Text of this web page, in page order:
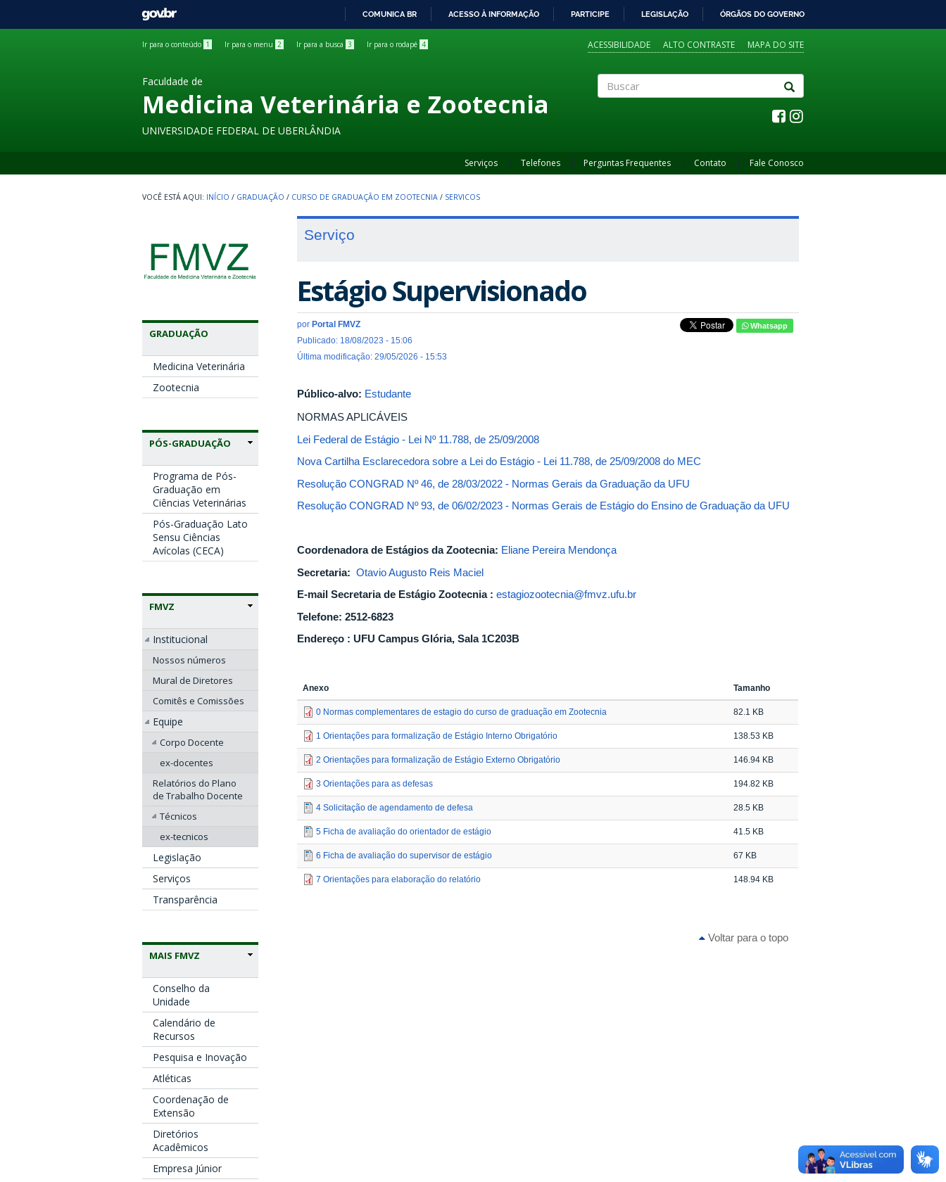
GOVBR
COMUNICA BR ACESSO À INFORMAÇÃO PARTICIPE LEGISLAÇÃO ÓRGÃOS DO GOVERNO
Ir para o conteúdo 1 Ir para o menu 2 Ir para a busca 3 Ir para o rodapé 4 ACESSIBILIDADE ALTO CONTRASTE MAPA DO SITE
Faculdade de
Medicina Veterinária e Zootecnia
UNIVERSIDADE FEDERAL DE UBERLÂNDIA
Serviços Telefones Perguntas Frequentes Contato Fale Conosco
INÍCIO / GRADUAÇÃO / CURSO DE GRADUAÇÃO EM ZOOTECNIA / SERVICOS
GRADUAÇÃO
Medicina Veterinária
Zootecnia
PÓS-GRADUAÇÃO
Programa de Pós-
Graduação em
Ciências Veterinárias
Pós-Graduação Lato
Sensu Ciências
Avícolas (CECA)
FMVZ
Institucional
Nossos números
Mural de Diretores
Comitês e Comissões
Equipe
Corpo Docente
ex-docentes
Relatórios do Plano
de Trabalho Docente
Técnicos
ex-tecnicos
Legislação
Serviços
Transparência
MAIS FMVZ
Conselho da
Unidade
Calendário de
Recursos
Pesquisa e Inovação
Atléticas
Coordenação de
Extensão
Diretórios
Acadêmicos
Empresa Júnior
Serviço
Estágio Supervisionado
por Portal FMVZ
Publicado: 18/08/2023 - 15:06
Última modificação: 29/05/2026 - 15:53
Whatsapp
Público-alvo: Estudante
NORMAS APLICÁVEIS
Lei Federal de Estágio - Lei Nº 11.788, de 25/09/2008
Nova Cartilha Esclarecedora sobre a Lei do Estágio - Lei 11.788, de 25/09/2008 do MEC
Resolução CONGRAD Nº 46, de 28/03/2022 - Normas Gerais da Graduação da UFU
Resolução CONGRAD Nº 93, de 06/02/2023 - Normas Gerais de Estágio do Ensino de Graduação da UFU
Coordenadora de Estágios da Zootecnia: Eliane Pereira Mendonça
Secretaria: Otavio Augusto Reis Maciel
E-mail Secretaria de Estágio Zootecnia : estagiozootecnia@fmvz.ufu.br
Telefone: 2512-6823
Endereço : UFU Campus Glória, Sala 1C203B
Anexo Tamanho
0 Normas complementares de estagio do curso de graduação em Zootecnia 82.1 KB
1 Orientações para formalização de Estágio Interno Obrigatório 138.53 KB
2 Orientações para formalização de Estágio Externo Obrigatório 146.94 KB
3 Orientações para as defesas 194.82 KB
4 Solicitação de agendamento de defesa 28.5 KB
5 Ficha de avaliação do orientador de estágio 41.5 KB
6 Ficha de avaliação do supervisor de estágio 67 KB
7 Orientações para elaboração do relatório 148.94 KB
Voltar para o topo